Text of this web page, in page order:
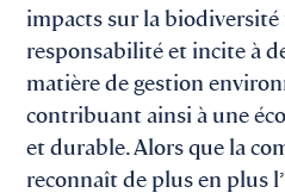
impacts sur la biodiversité
responsabilité et incite à
matière de gestion
contribuant ainsi à une
et durable. Alors que la
reconnaît de plus en plus